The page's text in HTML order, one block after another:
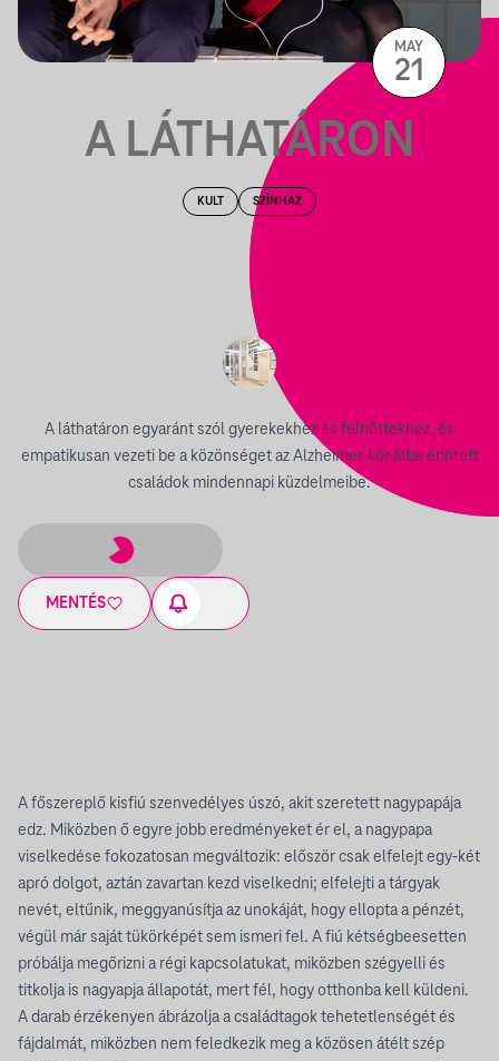
A LÁTHATÁRON
KULT SZÍNHÁZ
A láthatáron egyaránt szól gyerekekhez és felnőttekhez, és
empatikusan vezeti be a közönséget az Alzheimer-kór által érintett
családok mindennapi küzdelmeibe.
MENTÉS
MAY
21
A főszereplő kisfiú szenvedélyes úszó, akit szeretett nagypapája
edz. Miközben ő egyre jobb eredményeket ér el, a nagypapa
viselkedése fokozatosan megváltozik: először csak elfelejt egy-két
apró dolgot, aztán zavartan kezd viselkedni; elfelejti a tárgyak
nevét, eltűnik, meggyanúsítja az unokáját, hogy ellopta a pénzét,
végül már saját tükörképét sem ismeri fel. A fiú kétségbeesetten
próbálja megőrizni a régi kapcsolatukat, miközben szégyelli és
titkolja is nagyapja állapotát, mert fél, hogy otthonba kell küldeni.
A darab érzékenyen ábrázolja a családtagok tehetetlenségét és
fájdalmát, miközben nem feledkezik meg a közösen átélt szép